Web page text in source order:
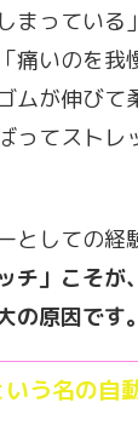
まっている
痛いのを我
ムが伸びて
ってストレ
としての経
チ」こそが
の原因です。
いう名の自